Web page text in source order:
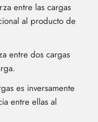
entre las cargas
al producto de
entre dos cargas
es inversamente
entre ellas al